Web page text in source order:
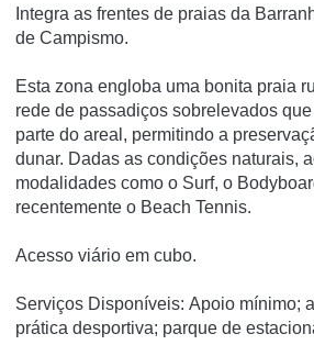
Integra as frentes de praias da
de Campismo.
Esta zona engloba uma bonita praia
rede de passadiços sobrelevados
parte do areal, permitindo a
dunar. Dadas as condições naturais,
modalidades como o Surf, o
recentemente o Beach Tennis.
Acesso viário em cubo.
Serviços Disponíveis: Apoio mínimo;
prática desportiva; parque de